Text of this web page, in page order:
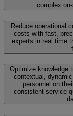
complex
Reduce operational
costs with fast,
experts in real time
Optimize knowledge
contextual,
personnel on
consistent service